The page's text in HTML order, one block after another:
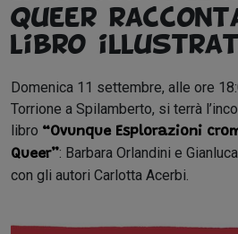
Queer
libro
Domenica 11 settembre, alle ore
Torrione a Spilamberto, si terrà
libro “Ovunque Esplorazioni
Queer”: Barbara Orlandini e
con gli autori Carlotta Acerbi.